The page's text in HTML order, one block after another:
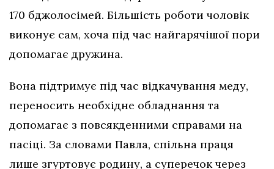
170 бджолосімей. Більшість роботи чоловік
виконує сам, хоча під час найгарячішої пори
допомагає дружина.
Вона підтримує під час відкачування меду,
переносить необхідне обладнання та
допомагає з повсякденними справами на
пасіці. За словами Павла, спільна праця
лише згуртовує родину, а суперечок через